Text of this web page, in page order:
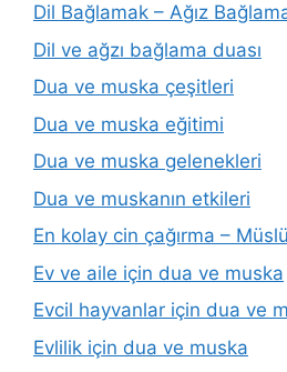
Dil Bağlamak – Ağız
Dil ve ağzı bağlama duası
Dua ve muska çeşitleri
Dua ve muska eğitimi
Dua ve muska gelenekleri
Dua ve muskanın etkileri
En kolay cin çağırma –
Ev ve aile için dua ve muska
Evcil hayvanlar için dua ve
Evlilik için dua ve muska